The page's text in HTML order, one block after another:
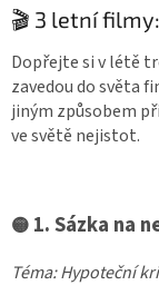
🎬 3 letní
Dopřejte si v létě
zavedou do světa
jiným způsobem
ve světě nejistot.
🟡 1. Sázka na
Téma: Hypoteční